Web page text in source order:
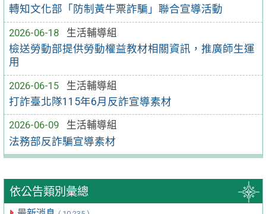
轉知文化部「防制黃牛票詐騙」聯合宣導活動
2026-06-18
生活輔導組
檢送勞動部提供勞動權益教材相關資訊，推廣師生運
用
2026-06-15
生活輔導組
打詐臺北隊115年6月反詐宣導素材
2026-06-09
生活輔導組
法務部反詐騙宣導素材
依公告類別彙總